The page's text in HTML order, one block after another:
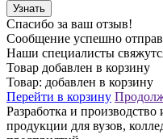
Узнать
Спасибо за ваш отзыв!
Сообщение успешно
Наши специалисты
Товар добавлен в корзину
Товар: добавлен в корзину
Перейти в корзину
Разработка и
продукции для вузов,